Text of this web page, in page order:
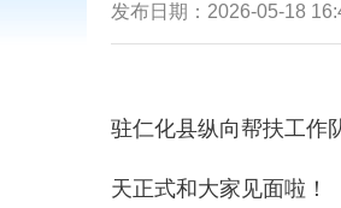
发布日期： 2026-05-18
驻仁化县纵向帮扶工作
天正式和大家见面啦！